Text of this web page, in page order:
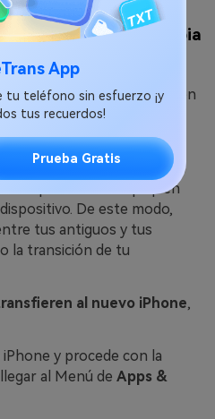
App
tu teléfono sin esfuerzo ¡y
tus recuerdos!
Prueba Gratis
desde la copia
tus aplicaciones en
modo, podrás empezar
todos los datos,
la aplicación se repliquen
De este modo,
tus antiguos y tus
la transición de tu
al nuevo iPhone,
y procede con la
al Menú de Apps &